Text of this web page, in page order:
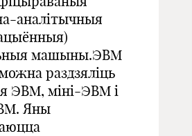
аналітычныя
машыны.ЭВМ
раздзяліць
ЭВМ, міні-ЭВМ і
Яны